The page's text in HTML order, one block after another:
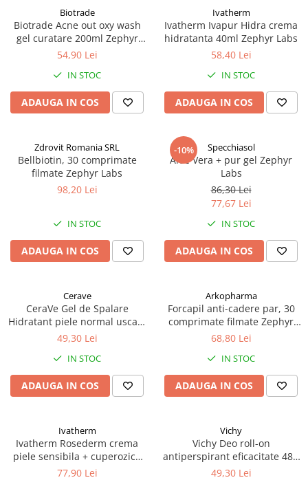
Afectiuni respiratorii
Afectiuni digestive
Afectiuni osteo-articulare
Afectiuni oftalmologice
Afectiuni cardio-vasculare
Afectiuni urogenitale
Sanatatea mintii
Suplimente pentru imunitate
Dieta
Antioxidanti
Biotrade
Biotrade Acne out oxy wash
gel curatare 200ml Zephyr
Labs
54,90 Lei
IN STOC
ADAUGA IN COS
Ivatherm
Ivatherm Ivapur Hidra crema
hidratanta 40ml Zephyr Labs
58,40 Lei
IN STOC
ADAUGA IN COS
Zdrovit Romania SRL
Bellbiotin, 30 comprimate
filmate Zephyr Labs
98,20 Lei
IN STOC
ADAUGA IN COS
-10% Specchiasol
Aloe Vera + pur gel Zephyr
Labs
86,30 Lei
77,67 Lei
IN STOC
ADAUGA IN COS
Cerave
CeraVe Gel de Spalare
Hidratant piele normal uscata
236 ml Zephyr Labs
49,30 Lei
IN STOC
ADAUGA IN COS
Arkopharma
Forcapil anti-cadere par, 30
comprimate filmate Zephyr
Labs
68,80 Lei
IN STOC
ADAUGA IN COS
Ivatherm
Ivatherm Rosederm crema
piele sensibila + cuperozica
SPF30 40ml Zephyr Labs
77,90 Lei
Vichy
Vichy Deo roll-on
antiperspirant eficacitate 48h
cu parfum 50ml Zephyr Labs
49,30 Lei